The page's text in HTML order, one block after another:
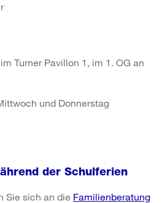
Turner Pavillon 1, im 1. OG an
und Donnerstag
der Schulferien
Sie sich an die Familienberatung